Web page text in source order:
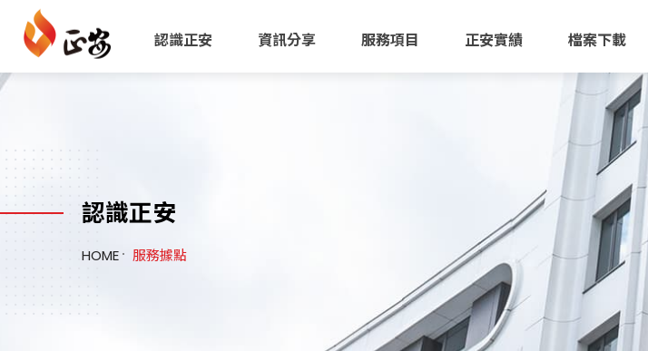
認識正安 資訊分享 服務項目 正安實績 檔案下載
認識正安
HOME 服務據點